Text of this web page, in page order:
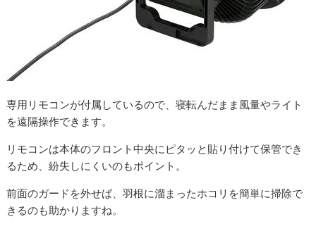
専用リモコンが付属しているので、寝転んだまま風量やライト
を遠隔操作できます。
リモコンは本体のフロント中央にピタッと貼り付けて保管でき
るため、紛失しにくいのもポイント。
前面のガードを外せば、羽根に溜まったホコリを簡単に掃除で
きるのも助かりますね。